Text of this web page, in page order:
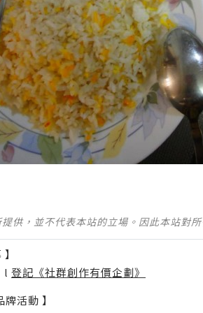
供，並不代表本站的立場。因此本站對
l 登記《社群創作有價企劃》
活動 】